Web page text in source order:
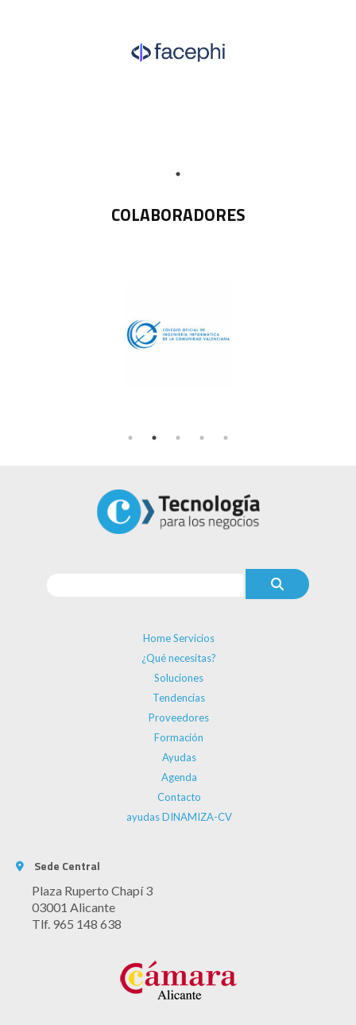
COLABORADORES
Home Servicios
¿Qué necesitas?
Soluciones
Tendencias
Proveedores
Formación
Ayudas
Agenda
Contacto
ayudas DINAMIZA-CV
Sede Central
Plaza Ruperto Chapí 3
03001 Alicante
Tlf. 965 148 638